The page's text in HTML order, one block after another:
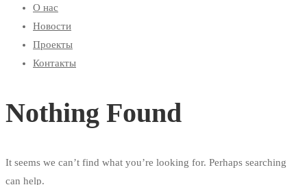
О нас
Новости
Проекты
Контакты
Nothing Found
It seems we can’t find what you’re looking for. Perhaps searching
can help.